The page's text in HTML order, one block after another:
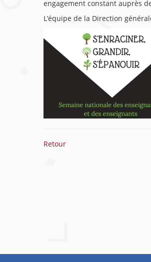
engagement constant auprès
L’équipe de la Direction
Retour